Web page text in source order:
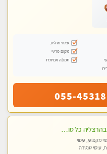
עיסוי מרגיע
מקום פרטי
תמונה אמיתית
055-
חדש חדש-בהרצליה כל סוגי העיסויים מעסה מקצועית ואיכותית פרטי!!!מומלץ !!אירוח ברמה אחרת ...כולל שתיה חמה/קרה + בקבוק מים
מקצועי, עיסוי
עיסוי טנטרה